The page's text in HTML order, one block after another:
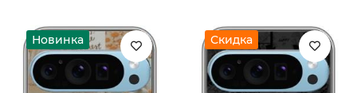
Новинка Скидка